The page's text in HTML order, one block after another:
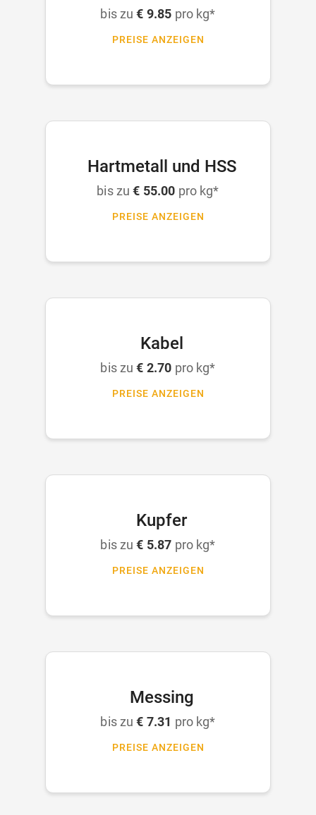
bis zu€ 9.85 pro kg*
PREISE ANZEIGEN
Hartmetall und HSS
bis zu€ 55.00 pro kg*
PREISE ANZEIGEN
Kabel
bis zu€ 2.70 pro kg*
PREISE ANZEIGEN
Kupfer
bis zu€ 5.87 pro kg*
PREISE ANZEIGEN
Messing
bis zu€ 7.31 pro kg*
PREISE ANZEIGEN